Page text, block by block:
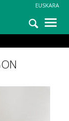
EUSKARA